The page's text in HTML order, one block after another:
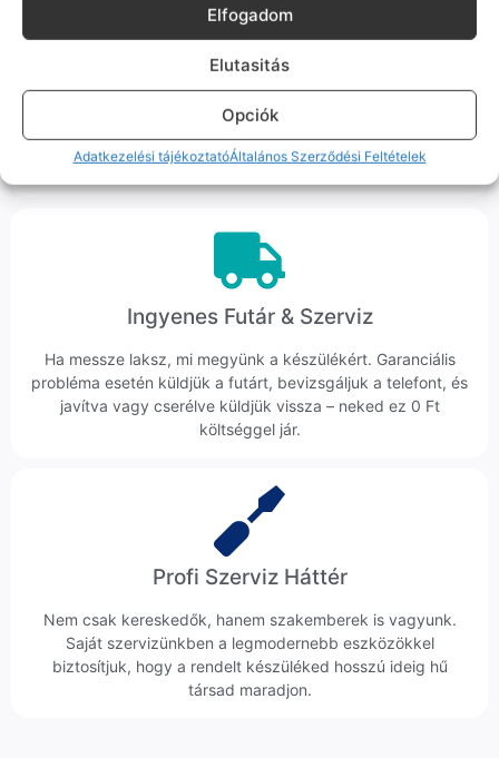
Elfogadom
Elutasitás
Opciók
Adatkezelési tájékoztatóÁltalános Szerződési Feltételek
Korrekt Ügyintézés
Ha ritkán előfordul egy hiba, nem kifogásokat keresünk,
hanem megoldást. Szakértő kollégáink azonnal kézbe
veszik az ügyedet.
Ingyenes Futár & Szerviz
Ha messze laksz, mi megyünk a készülékért. Garanciális
probléma esetén küldjük a futárt, bevizsgáljuk a telefont, és
javítva vagy cserélve küldjük vissza – neked ez 0 Ft
költséggel jár.
Profi Szerviz Háttér
Nem csak kereskedők, hanem szakemberek is vagyunk.
Saját szervizünkben a legmodernebb eszközökkel
biztosítjuk, hogy a rendelt készüléked hosszú ideig hű
társad maradjon.